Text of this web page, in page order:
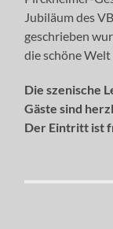
Jubiläum des
geschrieben
die schöne
Die szenische
Gäste sind
Der Eintritt ist